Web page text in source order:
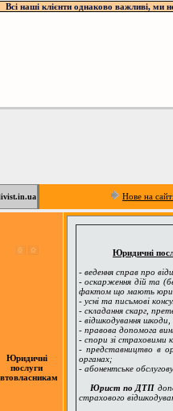
Всі наші клієнти однаково важливі,
Нове на
Юридичні
послуги
Юридичні
- ведення справ про
- оскарження дій та
фактом що мають
- усні та письмові
- складання скарг,
- відшкодування шкоди,
- правова допомога
- спори зі страховими
- представництво в
органах;
- абонентське
Юрист по ДТП
страхового